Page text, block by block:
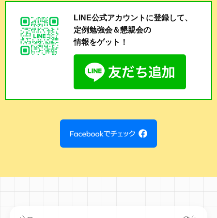
LINE公式アカウントに登録して、
定例勉強会＆懇親会の
情報をゲット！